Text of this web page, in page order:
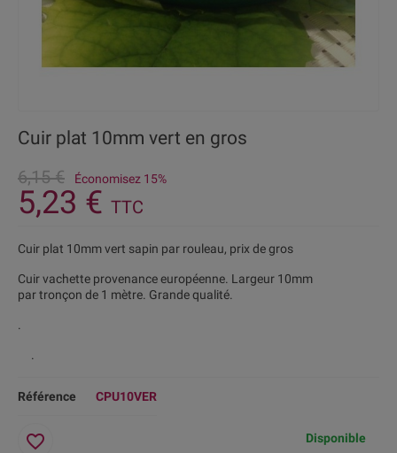
Cuir plat 10mm vert en gros
6,15 €
Économisez 15%
5,23 € TTC
Cuir plat 10mm vert sapin par rouleau, prix de gros
Cuir vachette provenance européenne. Largeur 10mm
par tronçon de 1 mètre. Grande qualité.
.
.
Référence CPU10VER
Disponible
favorite_border